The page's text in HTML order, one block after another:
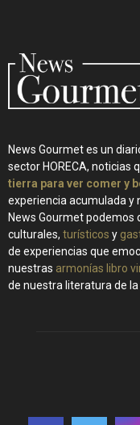
News Gourmet es un
sector HORECA, noticias
tierra para ver comer y
experiencia acumulada y
News Gourmet
culturales, turísticos y
de experiencias que
nuestras armonías libro
de nuestra literatura de